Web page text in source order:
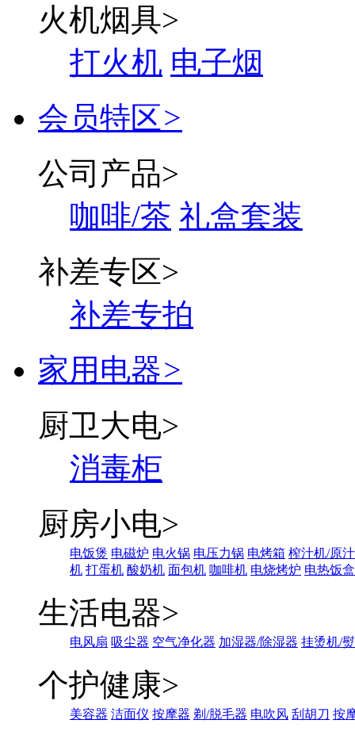
火机烟具>
打火机 电子烟
会员特区>
公司产品>
咖啡/茶 礼盒套装
补差专区>
补差专拍
家用电器>
厨卫大电>
消毒柜
厨房小电>
电饭煲 电磁炉 电火锅 电压力锅 电烤箱 榨汁机/原
机 打蛋机 酸奶机 面包机 咖啡机 电烧烤炉 电热饭盒
生活电器>
电风扇 吸尘器 空气净化器 加湿器/除湿器 挂烫机/
个护健康>
美容器 洁面仪 按摩器 剃/脱毛器 电吹风 刮胡刀 按